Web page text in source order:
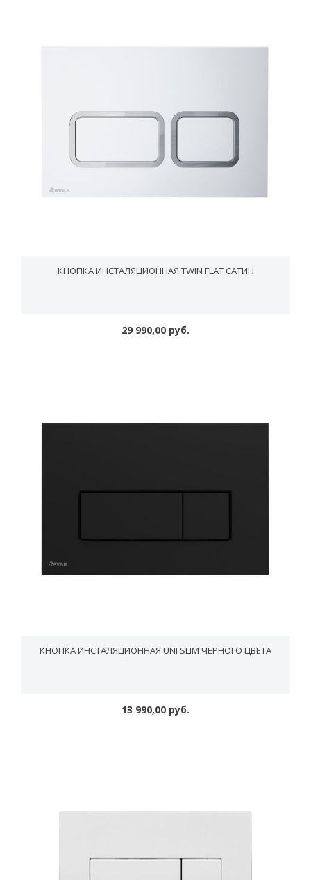
КНОПКА ИНСТАЛЯЦИОННАЯ TWIN FLAT САТИН
29 990,00 руб.
КНОПКА ИНСТАЛЯЦИОННАЯ UNI SLIM ЧЕРНОГО ЦВЕТА
13 990,00 руб.